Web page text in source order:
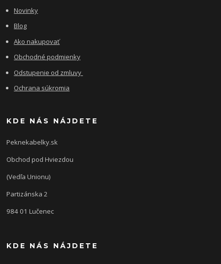
Novinky
Blog
Ako nakupovať
Obchodné podmienky
Odstupenie od zmluvy
Ochrana súkromia
KDE NÁS NÁJDETE
Peknekabelky.sk
Obchod pod Hviezdou
(Vedľa Unionu)
Partizánska 2
984 01 Lučenec
KDE NÁS NÁJDETE